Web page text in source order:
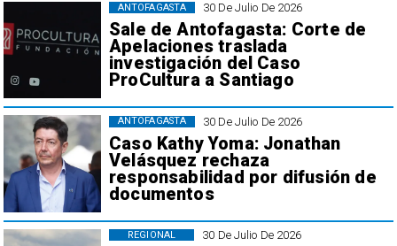
30 De Julio De 2026
Sale de Antofagasta: Corte de
Apelaciones traslada
investigación del Caso
ProCultura a Santiago
ANTOFAGASTA
30 De Julio De 2026
Caso Kathy Yoma: Jonathan
Velásquez rechaza
responsabilidad por difusión de
documentos
ANTOFAGASTA
30 De Julio De 2026
REGIONAL